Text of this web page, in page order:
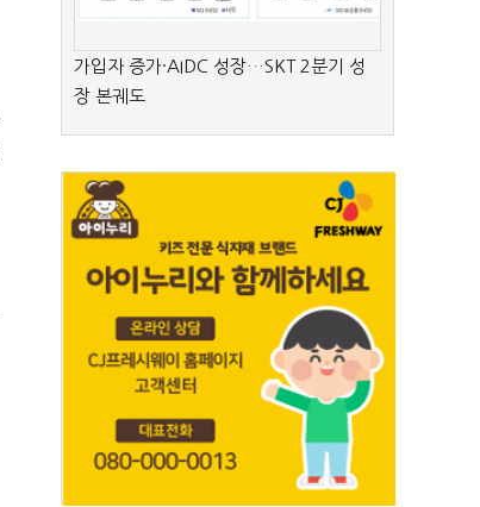
가입자 증가·AIDC 성장…SKT 2분기 성
장 본궤도